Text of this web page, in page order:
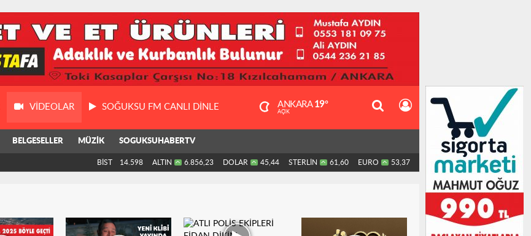
VIDEOLAR SOĞUKSU FM CANLI DİNLE ANKARA 19°
AÇIK
BELGESELLER MÜZİK SOGUKSUHABERTV
BİST 14.598 ALTIN 6.856,23 DOLAR 45,44 STERLİN 61,60 EURO 53,37